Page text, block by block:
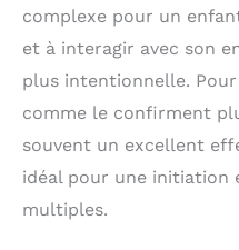
mignon avec un
petits de rester
apprenant. Il
volume réglable
automatique
d'inactivité).
mois, 12 à 18 mois
complexe pour un
et à interagir avec son
plus intentionnelle.
comme le confirment
souvent un excellent
idéal pour une initiation
multiples.